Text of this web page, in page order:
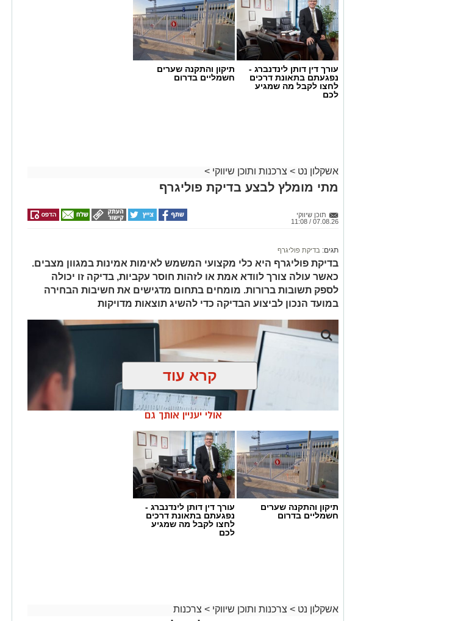
עורך דין דותן לינדנברג -
נפגעתם בתאונת דרכים
לחצו לקבל מה שמגיע
לכם
תיקון והתקנה שערים
חשמליים בדרום
אשקלון נט > צרכנות ותוכן שיווקי >
מתי מומלץ לבצע בדיקת פוליגרף
תוכן שיווקי
07.08.26 / 11:08
תגים: בדיקת פוליגרף
בדיקת פוליגרף היא כלי מקצועי המשמש לאימות אמינות במגוון מצבים.
כאשר עולה צורך לוודא אמת או לזהות חוסר עקביות, בדיקה זו יכולה
לספק תשובות ברורות. מומחים בתחום מדגישים את חשיבות הבחירה
במועד הנכון לביצוע הבדיקה כדי להשיג תוצאות מדויקות
ההחלטה על ביצוע בדיקת פוליגרף תלויה בנסיבות הספציפיות של כל מקרה. היא
קרא עוד
אולי יעניין אותך גם
תיקון והתקנה שערים
חשמליים בדרום
עורך דין דותן לינדנברג -
נפגעתם בתאונת דרכים
לחצו לקבל מה שמגיע
לכם
אשקלון נט > צרכנות ותוכן שיווקי > צרכנות